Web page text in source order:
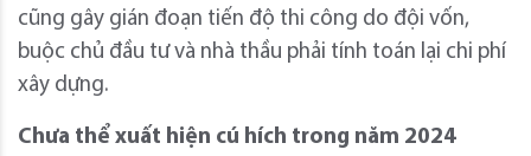
cũng gây gián đoạn tiến độ thi công do đội vốn,
buộc chủ đầu tư và nhà thầu phải tính toán lại chi phí
xây dựng.
Chưa thể xuất hiện cú hích trong năm 2024